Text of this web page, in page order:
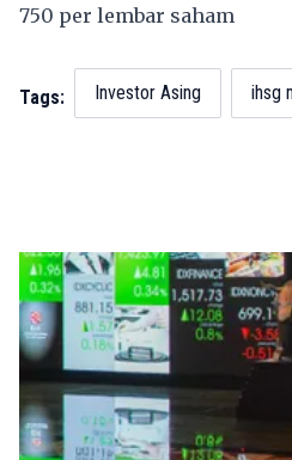
750 per lembar saham
Tags: Investor Asing ihsg